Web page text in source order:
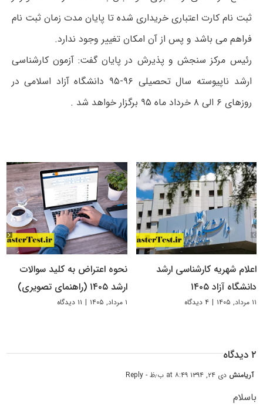
ثبت نام کارت اعتباری خریداری شده تا پایان مدت زمان ثبت نام
فراهم می باشد و پس از آن امکان تغییر وجود ندارد.
رئیس مرکز سنجش و پذیرش در پایان گفت: آزمون کارشناسی
ارشد ناپیوسته سال تحصیلی ۹۶-۹۵ دانشگاه آزاد اسلامی در
روزهای ۶ الی ۸ خرداد ماه ۹۵ برگزار خواهد شد .
اعلام شهریه کارشناسی ارشد
دانشگاه آزاد ۱۴۰۵
۱۱ مرداد, ۱۴۰۵ | ۴ دیدگاه
نحوه اعتراض به کلید سوالات
ارشد ۱۴۰۵ (راهنمای تصویری)
۱ مرداد, ۱۴۰۵ | ۱۱ دیدگاه
۲ دیدگاه
آریامنش دی ۲۴, ۱۳۹۴ at ۸:۴۹ ب٫ظ - Reply
باسلام